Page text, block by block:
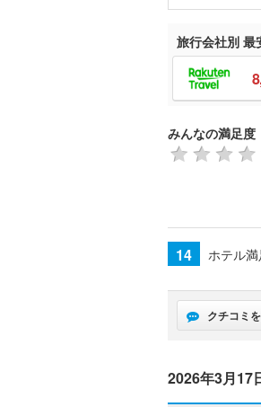
旅行会社別 最
みんなの満足度
14 ホテル
クチコミ
2026年3月17